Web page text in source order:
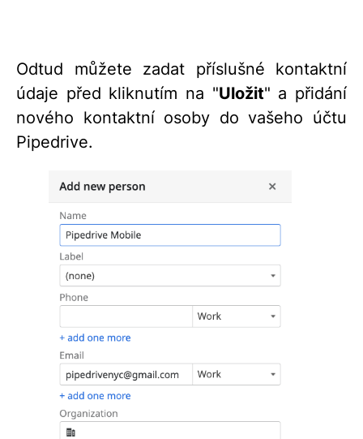
Odtud můžete zadat příslušné kontaktní
údaje před kliknutím na "Uložit" a přidání
nového kontaktní osoby do vašeho účtu
Pipedrive.